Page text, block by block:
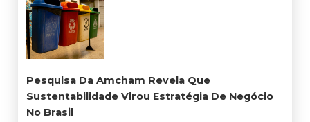
Pesquisa Da Amcham Revela Que
Sustentabilidade Virou Estratégia De Negócio
No Brasil